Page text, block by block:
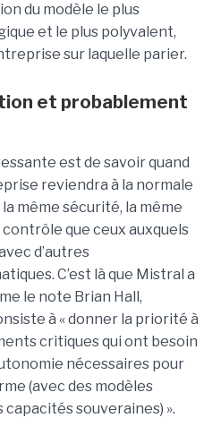
du modèle le plus
et le plus polyvalent,
sur laquelle parier.
et probablement
est de savoir quand
reviendra à la normale
même sécurité, la même
que ceux auxquels
d’autres
C’est là que Mistral a
le note Brian Hall,
à « donner la priorité à
critiques qui ont besoin
nécessaires pour
(avec des modèles
souveraines) ».